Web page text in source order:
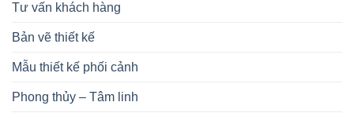
Tư vấn khách hàng
Bản vẽ thiết kế
Mẫu thiết kế phối cảnh
Phong thủy – Tâm linh